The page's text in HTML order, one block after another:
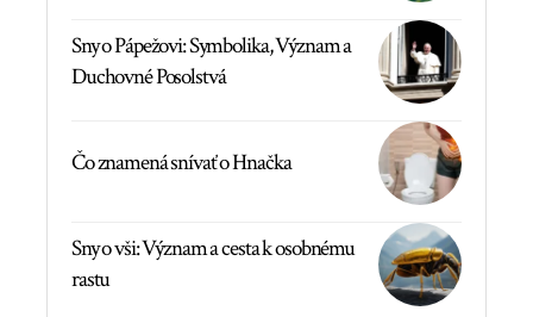
Sny o Pápežovi: Symbolika, Význam a
Duchovné Posolstvá
Čo znamená snívať o Hnačka
Sny o vši: Význam a cesta k osobnému
rastu